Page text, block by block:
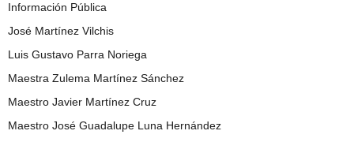
Información Pública
José Martínez Vilchis
Luis Gustavo Parra Noriega
Maestra Zulema Martínez Sánchez
Maestro Javier Martínez Cruz
Maestro José Guadalupe Luna Hernández